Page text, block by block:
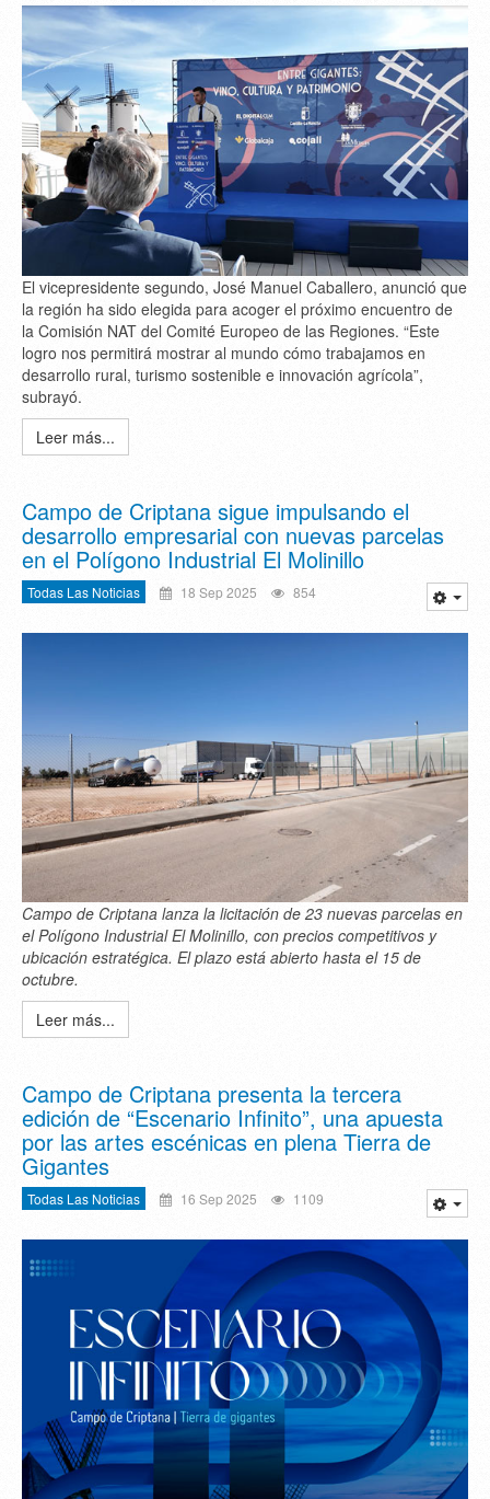
El vicepresidente segundo, José Manuel Caballero, anunció que
la región ha sido elegida para acoger el próximo encuentro de
la Comisión NAT del Comité Europeo de las Regiones. “Este
logro nos permitirá mostrar al mundo cómo trabajamos en
desarrollo rural, turismo sostenible e innovación agrícola”,
subrayó.
Leer más...
Campo de Criptana sigue impulsando el
desarrollo empresarial con nuevas parcelas
en el Polígono Industrial El Molinillo
Todas Las Noticias 18 Sep 2025 854
Campo de Criptana lanza la licitación de 23 nuevas parcelas en
el Polígono Industrial El Molinillo, con precios competitivos y
ubicación estratégica. El plazo está abierto hasta el 15 de
octubre.
Leer más...
Campo de Criptana presenta la tercera
edición de “Escenario Infinito”, una apuesta
por las artes escénicas en plena Tierra de
Gigantes
Todas Las Noticias 16 Sep 2025 1109